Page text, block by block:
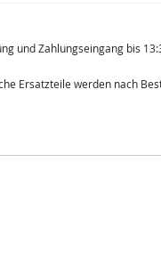
und Zahlungseingang bis
Ersatzteile werden nach